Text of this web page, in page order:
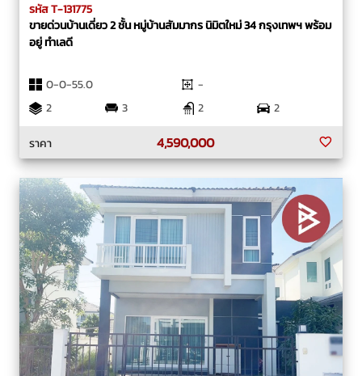
รหัส T-131775
ขายด่วนบ้านเดี่ยว 2 ชั้น หมู่บ้านสัมมากร นิมิตใหม่ 34 กรุงเทพฯ พร้อม
อยู่ ทำเลดี
0-0-55.0
-
2
3 2
2
ราคา
4,590,000